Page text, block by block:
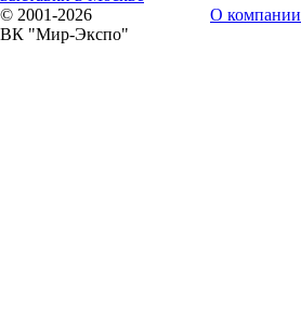
© 2001-2026
ВК "Мир-Экспо"
О компании